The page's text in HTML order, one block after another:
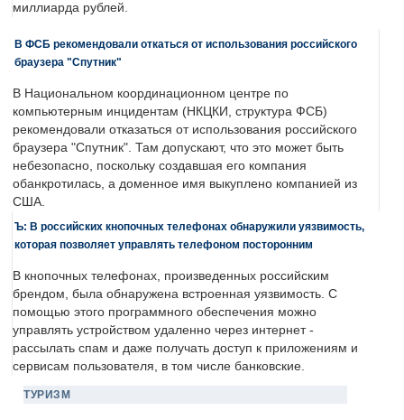
миллиарда рублей.
В ФСБ рекомендовали откаться от использования российского
браузера "Спутник"
В Национальном координационном центре по
компьютерным инцидентам (НКЦКИ, структура ФСБ)
рекомендовали отказаться от использования российского
браузера "Спутник". Там допускают, что это может быть
небезопасно, поскольку создавшая его компания
обанкротилась, а доменное имя выкуплено компанией из
США.
Ъ: В российских кнопочных телефонах обнаружили уязвимость,
которая позволяет управлять телефоном посторонним
В кнопочных телефонах, произведенных российским
брендом, была обнаружена встроенная уязвимость. С
помощью этого программного обеспечения можно
управлять устройством удаленно через интернет -
рассылать спам и даже получать доступ к приложениям и
сервисам пользователя, в том числе банковские.
ТУРИЗМ